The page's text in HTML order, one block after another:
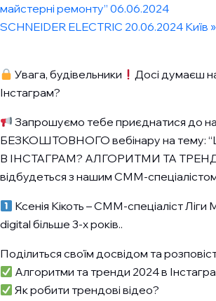
майстерні ремонту” 06.06.2024
SCHNEIDER ELECTRIC 20.06.2024 Київ »
Увага, будівельники
Досі думаєш
Інстаграм?
Запрошуємо тебе приєднатися до
БЕЗКОШТОВНОГО вебінару на
В ІНСТАГРАМ? АЛГОРИТМИ ТА
відбудеться з нашим СММ-
Ксенія Кікоть – СММ-спеціаліст Ліги
digital більше 3-х років..
Поділиться своїм досвідом та
Алгоритми та тренди 2024 в
Як робити трендові відео?